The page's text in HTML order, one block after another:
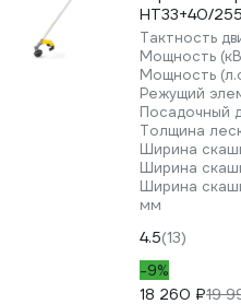
HT33+40/
Тактность
Мощность
Мощность
Режущий
Посадочный
Толщина
Ширина
Ширина
Ширина
мм
4.5(13)
-9%
18 260 ₽19